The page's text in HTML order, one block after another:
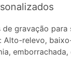
gravação para
Alto-relevo,
emborrachada,